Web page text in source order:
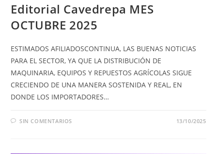
Editorial Cavedrepa MES
OCTUBRE 2025
ESTIMADOS AFILIADOSCONTINUA, LAS BUENAS NOTICIAS
PARA EL SECTOR, YA QUE LA DISTRIBUCIÓN DE
MAQUINARIA, EQUIPOS Y REPUESTOS AGRÍCOLAS SIGUE
CRECIENDO DE UNA MANERA SOSTENIDA Y REAL, EN
DONDE LOS IMPORTADORES…
SIN COMENTARIOS 13/10/2025